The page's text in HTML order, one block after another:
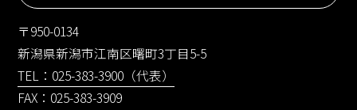
〒950-0134
新潟県新潟市江南区曙町3丁目5-5
TEL：025-383-3900（代表）
FAX：025-383-3909